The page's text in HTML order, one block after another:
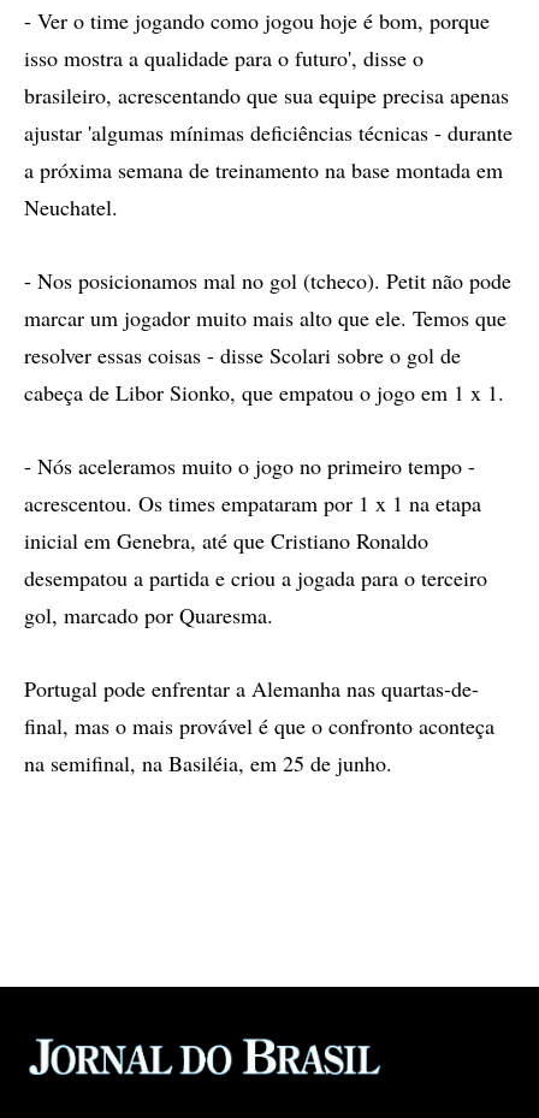
- Ver o time jogando como jogou hoje é bom, porque
isso mostra a qualidade para o futuro', disse o
brasileiro, acrescentando que sua equipe precisa apenas
ajustar 'algumas mínimas deficiências técnicas - durante
a próxima semana de treinamento na base montada em
Neuchatel.
- Nos posicionamos mal no gol (tcheco). Petit não pode
marcar um jogador muito mais alto que ele. Temos que
resolver essas coisas - disse Scolari sobre o gol de
cabeça de Libor Sionko, que empatou o jogo em 1 x 1.
- Nós aceleramos muito o jogo no primeiro tempo -
acrescentou. Os times empataram por 1 x 1 na etapa
inicial em Genebra, até que Cristiano Ronaldo
desempatou a partida e criou a jogada para o terceiro
gol, marcado por Quaresma.
Portugal pode enfrentar a Alemanha nas quartas-de-
final, mas o mais provável é que o confronto aconteça
na semifinal, na Basiléia, em 25 de junho.